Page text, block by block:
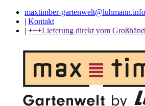
maxtimber-gartenwelt@luhmann.info
| Kontakt
| +++Lieferung direkt vom